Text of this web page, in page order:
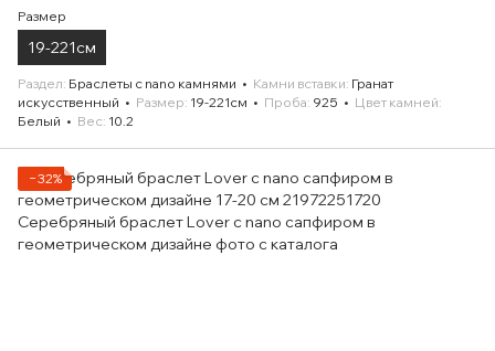
Размер
19-221см
Раздел Браслеты с nano камнями Камни вставки Гранат
искусственный
Размер 19-221см Проба 925
Цвет камней
Белый
Вес 10.2
−32%